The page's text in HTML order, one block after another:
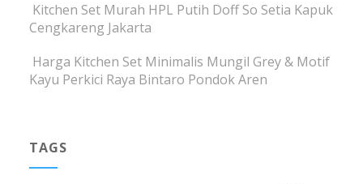
Kitchen Set Murah HPL Putih Doff So Setia Kapuk
Cengkareng Jakarta
Harga Kitchen Set Minimalis Mungil Grey & Motif
Kayu Perkici Raya Bintaro Pondok Aren
TAGS